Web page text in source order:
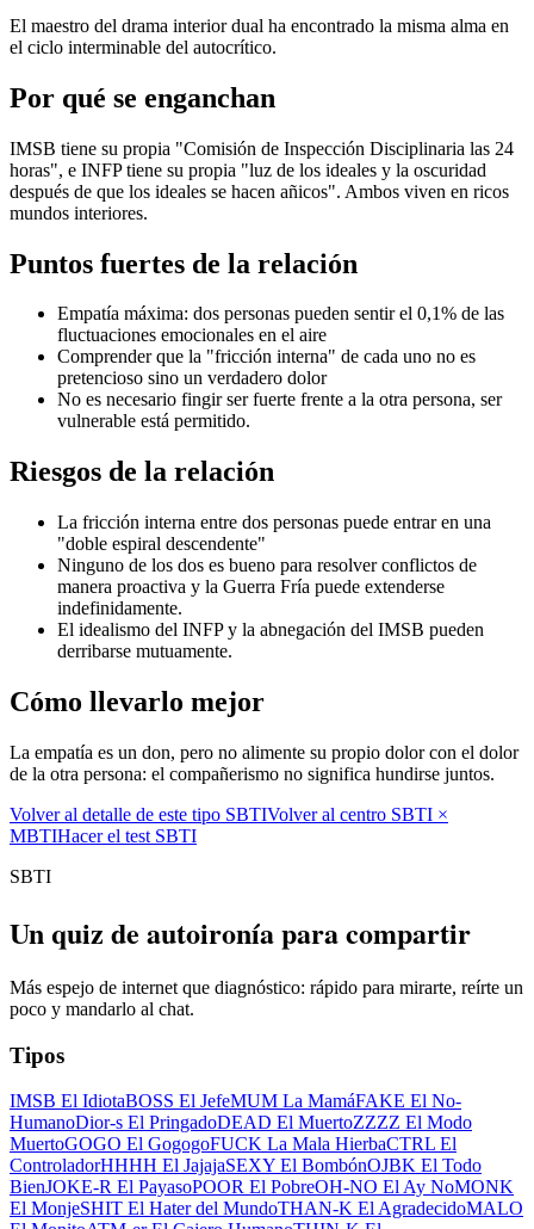
El maestro del drama interior dual ha encontrado la misma alma en
el ciclo interminable del autocrítico.
Por qué se enganchan
IMSB tiene su propia "Comisión de Inspección Disciplinaria las 24
horas", e INFP tiene su propia "luz de los ideales y la oscuridad
después de que los ideales se hacen añicos". Ambos viven en ricos
mundos interiores.
Puntos fuertes de la relación
Empatía máxima: dos personas pueden sentir el 0,1% de las
fluctuaciones emocionales en el aire
Comprender que la "fricción interna" de cada uno no es
pretencioso sino un verdadero dolor
No es necesario fingir ser fuerte frente a la otra persona, ser
vulnerable está permitido.
Riesgos de la relación
La fricción interna entre dos personas puede entrar en una
"doble espiral descendente"
Ninguno de los dos es bueno para resolver conflictos de
manera proactiva y la Guerra Fría puede extenderse
indefinidamente.
El idealismo del INFP y la abnegación del IMSB pueden
derribarse mutuamente.
Cómo llevarlo mejor
La empatía es un don, pero no alimente su propio dolor con el dolor
de la otra persona: el compañerismo no significa hundirse juntos.
Volver al detalle de este tipo SBTIVolver al centro SBTI ×
MBTIHacer el test SBTI
SBTI
Un quiz de autoironía para compartir
Más espejo de internet que diagnóstico: rápido para mirarte, reírte un
poco y mandarlo al chat.
Tipos
IMSB El IdiotaBOSS El JefeMUM La MamáFAKE El No-
HumanoDior-s El PringadoDEAD El MuertoZZZZ El Modo
MuertoGOGO El GogogoFUCK La Mala HierbaCTRL El
ControladorHHHH El JajajaSEXY El BombónOJBK El Todo
BienJOKE-R El PayasoPOOR El PobreOH-NO El Ay NoMONK
El MonjeSHIT El Hater del MundoTHAN-K El AgradecidoMALO